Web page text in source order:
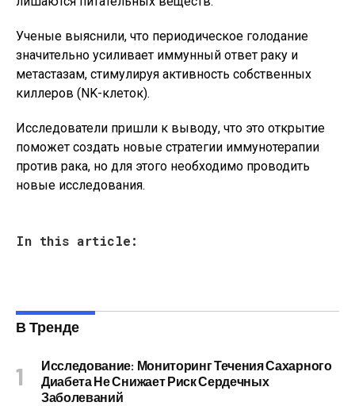
Ученые выяснили, что периодическое голодание
значительно усиливает иммунный ответ раку и
метастазам, стимулируя активность собственных
киллеров (NK-клеток).
Исследователи пришли к выводу, что это открытие
поможет создать новые стратегии иммунотерапии
против рака, но для этого необходимо проводить
новые исследования.
In this article:
В Тренде
Исследование: Мониторинг Течения Сахарного
Диабета Не Снижает Риск Сердечных
Заболеваний